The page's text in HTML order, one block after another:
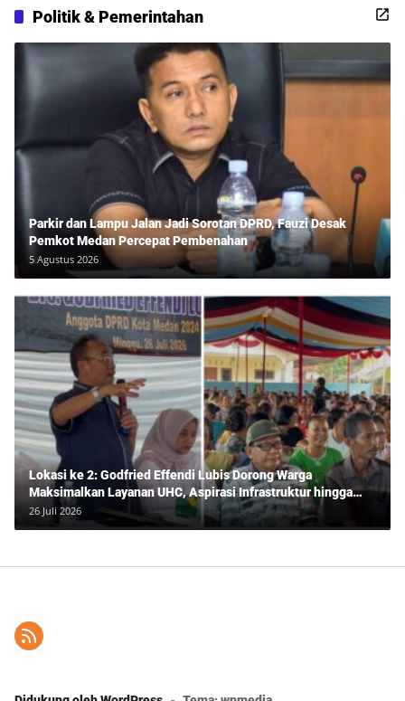
Politik & Pemerintahan
Parkir dan Lampu Jalan Jadi Sorotan DPRD, Fauzi Desak
Pemkot Medan Percepat Pembenahan
5 Agustus 2026
Lokasi ke 2: Godfried Effendi Lubis Dorong Warga
Maksimalkan Layanan UHC, Aspirasi Infrastruktur hingga
Pendidikan Mengemuka dalam Reses Medan Amplas
26 Juli 2026